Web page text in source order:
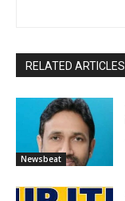
RELATED ARTICLES
Newsbeat